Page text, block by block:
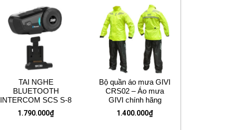
TAI NGHE
BLUETOOTH
INTERCOM SCS S-8
1.790.000₫
Bộ quần áo mưa GIVI
CRS02 – Áo mưa
GIVI chính hãng
1.400.000₫